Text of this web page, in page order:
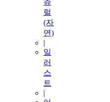
츄
럴
(자
연)
|
일
러
스
트
|